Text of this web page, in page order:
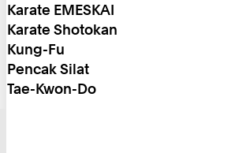
Karate EMESKAI
Karate Shotokan
Kung-Fu
Pencak Silat
Tae-Kwon-Do